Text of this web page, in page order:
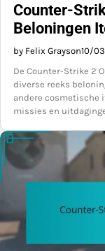
Counter-
Beloningen
by Felix Grayson10/
De Counter-Strike 2
diverse reeks
andere cosmetische
missies en